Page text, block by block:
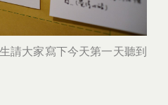
請大家寫下今天第一天聽到